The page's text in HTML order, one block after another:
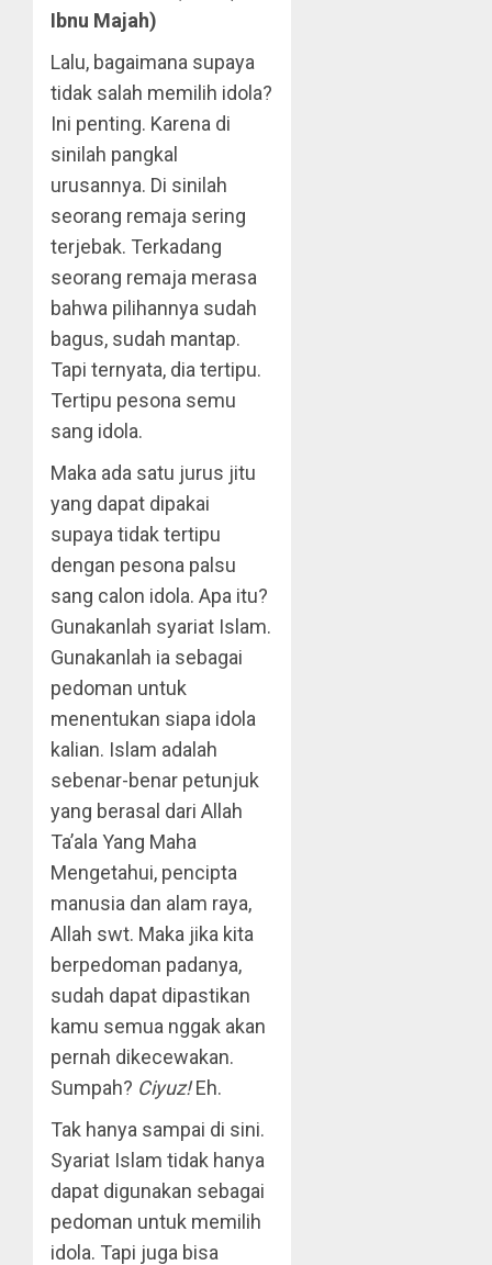
Ibnu Majah)
Lalu, bagaimana supaya
tidak salah memilih idola?
Ini penting. Karena di
sinilah pangkal
urusannya. Di sinilah
seorang remaja sering
terjebak. Terkadang
seorang remaja merasa
bahwa pilihannya sudah
bagus, sudah mantap.
Tapi ternyata, dia tertipu.
Tertipu pesona semu
sang idola.
Maka ada satu jurus jitu
yang dapat dipakai
supaya tidak tertipu
dengan pesona palsu
sang calon idola. Apa itu?
Gunakanlah syariat Islam.
Gunakanlah ia sebagai
pedoman untuk
menentukan siapa idola
kalian. Islam adalah
sebenar-benar petunjuk
yang berasal dari Allah
Ta’ala Yang Maha
Mengetahui, pencipta
manusia dan alam raya,
Allah swt. Maka jika kita
berpedoman padanya,
sudah dapat dipastikan
kamu semua nggak akan
pernah dikecewakan.
Sumpah? Ciyuz!Eh.
Tak hanya sampai di sini.
Syariat Islam tidak hanya
dapat digunakan sebagai
pedoman untuk memilih
idola. Tapi juga bisa